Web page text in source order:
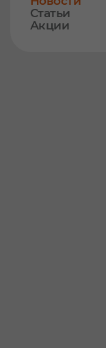
Статьи
Акции